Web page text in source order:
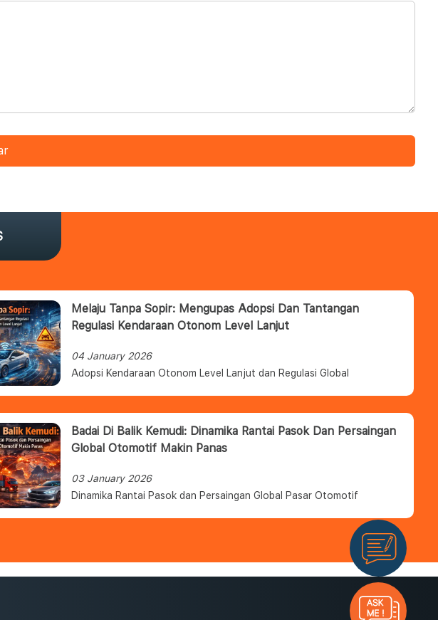
Melaju Tanpa Sopir: Mengupas Adopsi Dan Tantangan
Regulasi Kendaraan Otonom Level Lanjut
04 January 2026
Adopsi Kendaraan Otonom Level Lanjut dan Regulasi Global
Badai Di Balik Kemudi: Dinamika Rantai Pasok Dan Persaingan
Global Otomotif Makin Panas
03 January 2026
Dinamika Rantai Pasok dan Persaingan Global Pasar Otomotif